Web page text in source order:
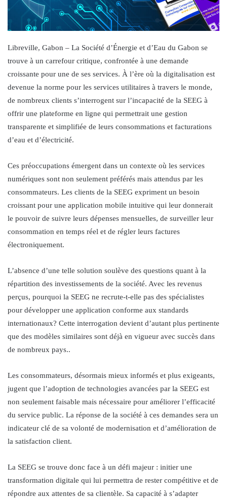
Libreville, Gabon – La Société d’Énergie et d’Eau du Gabon se
trouve à un carrefour critique, confrontée à une demande
croissante pour une de ses services. À l’ère où la digitalisation est
devenue la norme pour les services utilitaires à travers le monde,
de nombreux clients s’interrogent sur l’incapacité de la SEEG à
offrir une plateforme en ligne qui permettrait une gestion
transparente et simplifiée de leurs consommations et facturations
d’eau et d’électricité.
Ces préoccupations émergent dans un contexte où les services
numériques sont non seulement préférés mais attendus par les
consommateurs. Les clients de la SEEG expriment un besoin
croissant pour une application mobile intuitive qui leur donnerait
le pouvoir de suivre leurs dépenses mensuelles, de surveiller leur
consommation en temps réel et de régler leurs factures
électroniquement.
L’absence d’une telle solution soulève des questions quant à la
répartition des investissements de la société. Avec les revenus
perçus, pourquoi la SEEG ne recrute-t-elle pas des spécialistes
pour développer une application conforme aux standards
internationaux? Cette interrogation devient d’autant plus pertinente
que des modèles similaires sont déjà en vigueur avec succès dans
de nombreux pays..
Les consommateurs, désormais mieux informés et plus exigeants,
jugent que l’adoption de technologies avancées par la SEEG est
non seulement faisable mais nécessaire pour améliorer l’efficacité
du service public. La réponse de la société à ces demandes sera un
indicateur clé de sa volonté de modernisation et d’amélioration de
la satisfaction client.
La SEEG se trouve donc face à un défi majeur : initier une
transformation digitale qui lui permettra de rester compétitive et de
répondre aux attentes de sa clientèle. Sa capacité à s’adapter